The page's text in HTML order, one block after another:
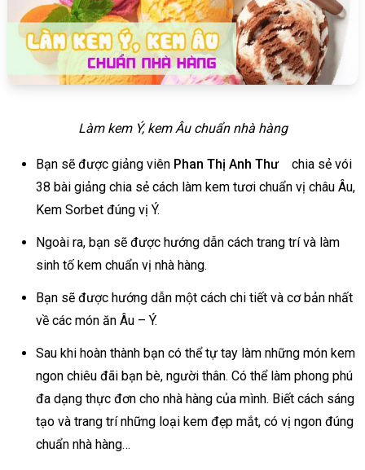
Làm kem Ý, kem Âu chuẩn nhà hàng
Bạn sẽ được giảng viên Phan Thị Anh Thư
chia sẻ vói
38 bài giảng chia sẻ cách làm kem tươi chuẩn vị châu Âu,
Kem Sorbet đúng vị Ý.
Ngoài ra, bạn sẽ được hướng dẫn cách trang trí và làm
sinh tố kem chuẩn vị nhà hàng.
Bạn sẽ được hướng dẫn một cách chi tiết và cơ bản nhất
về các món ăn Âu – Ý.
Sau khi hoàn thành bạn có thể tự tay làm những món kem
ngon chiêu đãi bạn bè, người thân. Có thể làm phong phú
đa dạng thực đơn cho nhà hàng của mình. Biết cách sáng
tạo và trang trí những loại kem đẹp mắt, có vị ngon đúng
chuẩn nhà hàng…